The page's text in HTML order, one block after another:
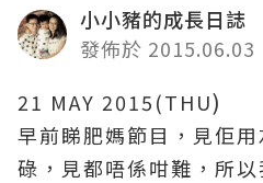
小小豬的成長日誌
發佈於 2015.06.03
21 MAY 2015(THU)
早前睇肥媽節目 ，見佢
碌 ，見都唔係咁難 ，所